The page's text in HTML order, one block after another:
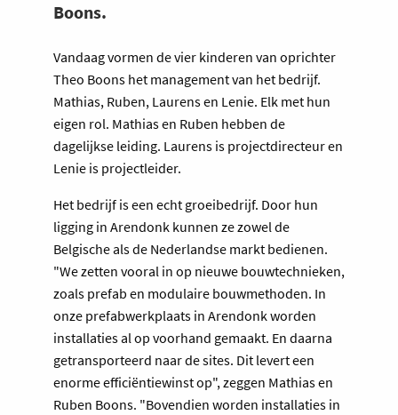
Boons.
Vandaag vormen de vier kinderen van oprichter
Theo Boons het management van het bedrijf.
Mathias, Ruben, Laurens en Lenie. Elk met hun
eigen rol. Mathias en Ruben hebben de
dagelijkse leiding. Laurens is projectdirecteur en
Lenie is projectleider.
Het bedrijf is een echt groeibedrijf. Door hun
ligging in Arendonk kunnen ze zowel de
Belgische als de Nederlandse markt bedienen.
"We zetten vooral in op nieuwe bouwtechnieken,
zoals prefab en modulaire bouwmethoden. In
onze prefabwerkplaats in Arendonk worden
installaties al op voorhand gemaakt. En daarna
getransporteerd naar de sites. Dit levert een
enorme efficiëntiewinst op", zeggen Mathias en
Ruben Boons. "Bovendien worden installaties in